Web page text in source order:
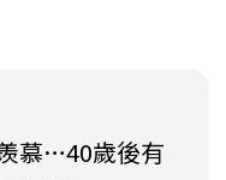
慕…40歲後有